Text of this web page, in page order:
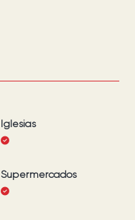
Iglesias
Supermercados